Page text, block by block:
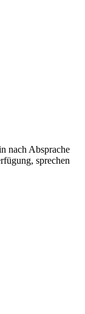
nach Absprache
sprechen